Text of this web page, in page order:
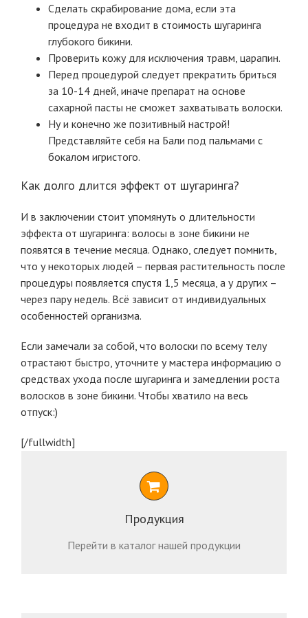
Сделать скрабирование дома, если эта
процедура не входит в стоимость шугаринга
глубокого бикини.
Проверить кожу для исключения травм, царапин.
Перед процедурой следует прекратить бриться
за 10-14 дней, иначе препарат на основе
сахарной пасты не сможет захватывать волоски.
Ну и конечно же позитивный настрой!
Представляйте себя на Бали под пальмами с
бокалом игристого.
Как долго длится эффект от шугаринга?
И в заключении стоит упомянуть о длительности
эффекта от шугаринга: волосы в зоне бикини не
появятся в течение месяца. Однако, следует помнить,
что у некоторых людей – первая растительность после
процедуры появляется спустя 1,5 месяца, а у других –
через пару недель. Всё зависит от индивидуальных
особенностей организма.
Если замечали за собой, что волоски по всему телу
отрастают быстро, уточните у мастера информацию о
средствах ухода после шугаринга и замедлении роста
волосков в зоне бикини. Чтобы хватило на весь
отпуск:)
[/fullwidth]
Продукция
Перейти в каталог нашей продукции